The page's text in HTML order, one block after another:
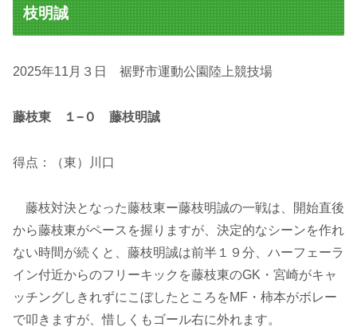
枝明誠
2025年11月３日 裾野市運動公園陸上競技場
藤枝東 １−０ 藤枝明誠
得点：（東）川口
藤枝対決となった藤枝東ー藤枝明誠の一戦は、開始直後
から藤枝東がペースを握りますが、決定的なシーンを作れ
ない時間が続くと、藤枝明誠は前半１９分、ハーフェーラ
イン付近からのフリーキックを藤枝東のGK・宮崎がキャ
ッチングしきれずにこぼしたところをMF・柿本がボレー
で叩きますが、惜しくもゴール右に外れます。